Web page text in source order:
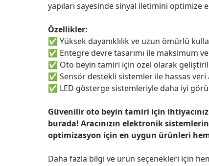
yapıları sayesinde sinyal iletimini optimize
Özellikler:
✅ Yüksek dayanıklılık ve uzun ömürlü
✅ Entegre devre tasarımı ile maksimum
✅ Oto beyin tamiri için özel olarak
✅ Sensör destekli sistemler ile hassas veri
✅ LED gösterge sistemleriyle daha iyi
Güvenilir oto beyin tamiri için
burada! Aracınızın elektronik
optimizasyon için en uygun ürünleri
Daha fazla bilgi ve ürün seçenekleri için